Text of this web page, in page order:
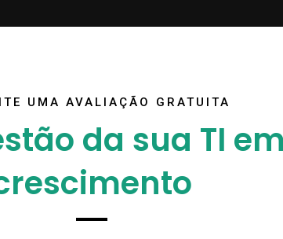
UMA AVALIAÇÃO GRATUITA
da sua TI